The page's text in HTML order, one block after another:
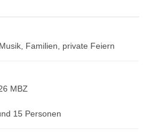
Familien, private Feiern
MBZ
15 Personen